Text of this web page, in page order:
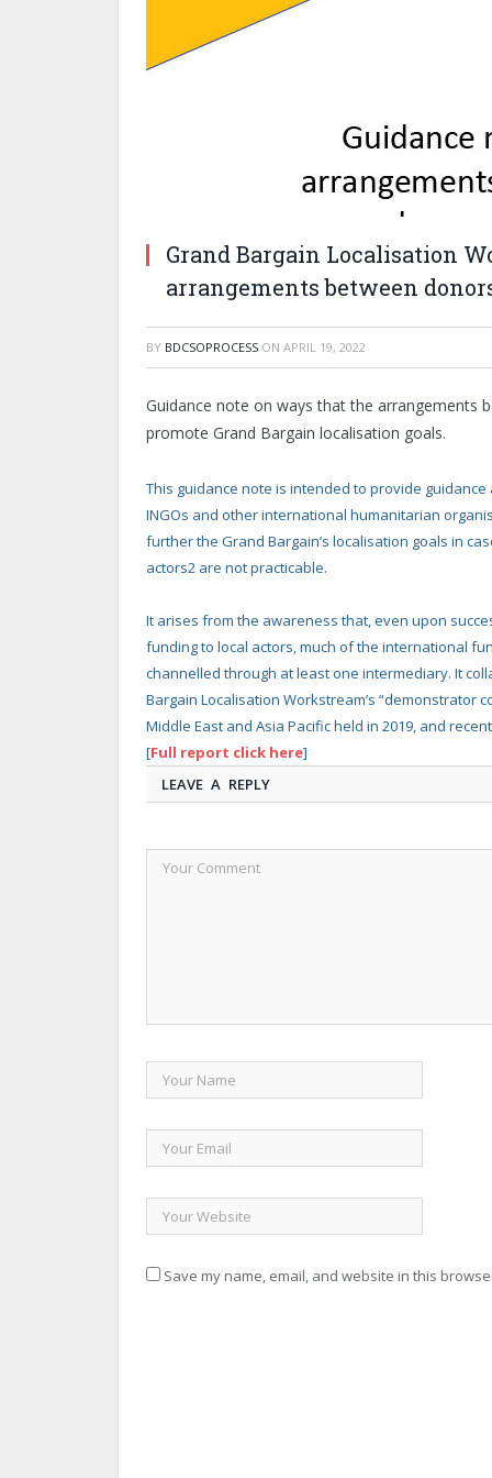
Grand Bargain Localisation
arrangements between
BY BDCSOPROCESS ON APRIL 19, 2022
Guidance note on ways that the arrangements
promote Grand Bargain localisation goals.
This guidance note is intended to provide
INGOs and other international humanitarian
further the Grand Bargain’s localisation goals in
actors2 are not practicable.
It arises from the awareness that, even upon
funding to local actors, much of the international
channelled through at least one intermediary. It
Bargain Localisation Workstream’s “demonstrator
Middle East and Asia Pacific held in 2019, and
[Full report click here]
LEAVE A REPLY
Save my name, email, and website in this